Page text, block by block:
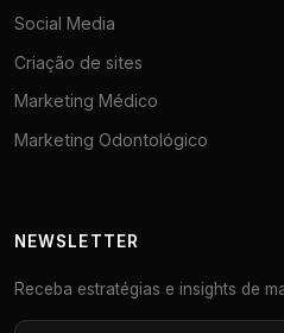
Social Media
Criação de sites
Marketing Médico
Marketing Odontológico
NEWSLETTER
Receba estratégias e insights de